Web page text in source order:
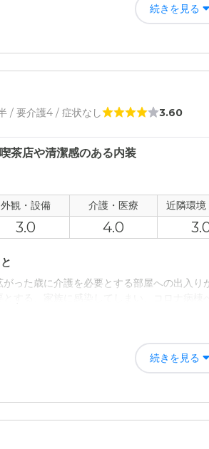
来なくなった。食事も決まった時間に食べ
評価
者の雰囲気について
るのである程度落ち着いていられる。洗濯
のままにしていた。「こちらで洗濯するの
について
うに見えるので本人にはホテルにいると言
て
るため特に本人の希望に沿った個別支援
りの駅から直ぐというわけではない。電車の
続きを見る
/ 要介護4 / 症状なし 3.60
茶店や清潔感のある内装
外観・設備 介護・医療 近隣環境
3.0 4.0
った歳に介護を必要とする部屋への出入
ては勿論だが、１人の人として、介護スタッ
続きを見る